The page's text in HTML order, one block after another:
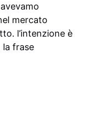
mercato
l’intenzione è
frase